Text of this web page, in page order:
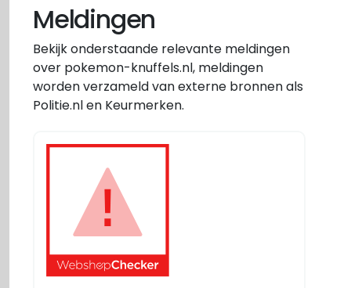
Meldingen
Bekijk onderstaande relevante meldingen
over pokemon-knuffels.nl, meldingen
worden verzameld van externe bronnen als
Politie.nl en Keurmerken.